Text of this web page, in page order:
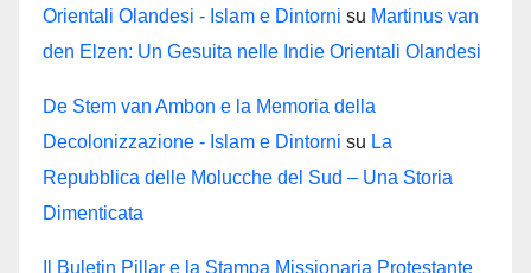
Orientali Olandesi - Islam e Dintorni su Martinus van
den Elzen: Un Gesuita nelle Indie Orientali Olandesi
De Stem van Ambon e la Memoria della
Decolonizzazione - Islam e Dintorni su La
Repubblica delle Molucche del Sud – Una Storia
Dimenticata
Il Buletin Pillar e la Stampa Missionaria Protestante